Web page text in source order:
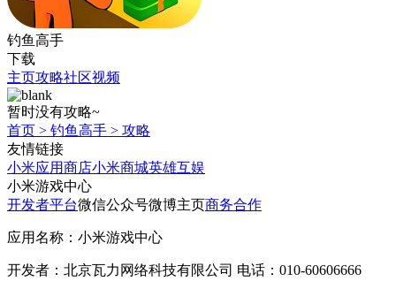
钓鱼高手
下载
主页攻略社区视频
暂时没有攻略~
首页 > 钓鱼高手 > 攻略
友情链接
小米应用商店小米商城英雄互娱
小米游戏中心
开发者平台微信公众号微博主页商务合作
应用名称：小米游戏中心
开发者：北京瓦力网络科技有限公司 电话：010-60606666